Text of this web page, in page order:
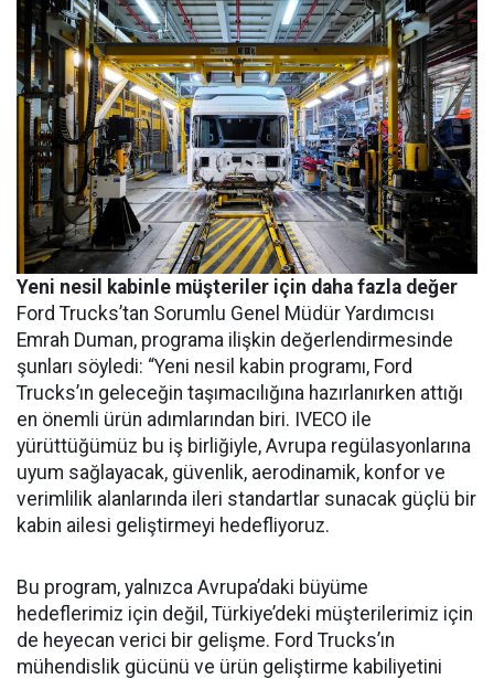
Yeni nesil kabinle müşteriler için daha fazla değer
Ford Trucks’tan Sorumlu Genel Müdür Yardımcısı
Emrah Duman, programa ilişkin değerlendirmesinde
şunları söyledi: “Yeni nesil kabin programı, Ford
Trucks’ın geleceğin taşımacılığına hazırlanırken attığı
en önemli ürün adımlarından biri. IVECO ile
yürüttüğümüz bu iş birliğiyle, Avrupa regülasyonlarına
uyum sağlayacak, güvenlik, aerodinamik, konfor ve
verimlilik alanlarında ileri standartlar sunacak güçlü bir
kabin ailesi geliştirmeyi hedefliyoruz.
Bu program, yalnızca Avrupa’daki büyüme
hedeflerimiz için değil, Türkiye’deki müşterilerimiz için
de heyecan verici bir gelişme. Ford Trucks’ın
mühendislik gücünü ve ürün geliştirme kabiliyetini